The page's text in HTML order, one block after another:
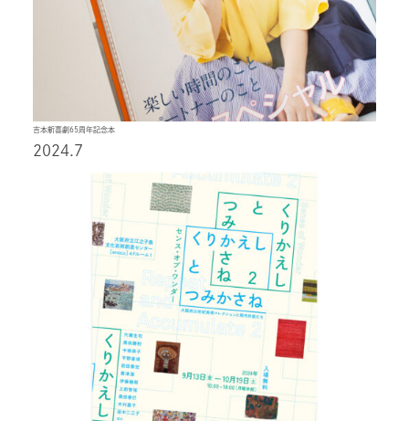
吉本新喜劇65周年記念本
2024.7